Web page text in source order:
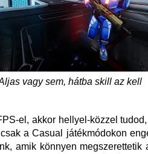
vagy sem, hátba skill az kell
el, akkor hellyel-közzel
a Casual játékmódokon
amik könnyen